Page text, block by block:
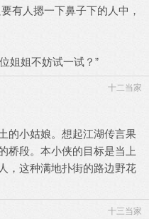
有人摁一下鼻子下的人中，
姐姐不妨试一试？”
十二当家
的小姑娘。想起江湖传言果
桥段。本小侠的目标是当上
，这种满地扑街的路边野花
十三当家